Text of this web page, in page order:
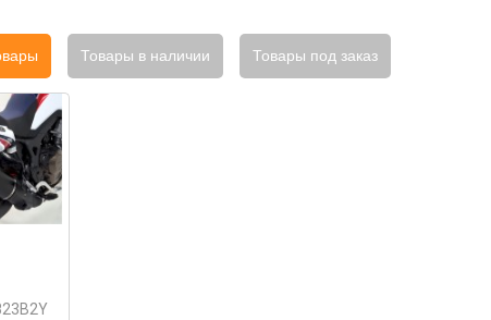
Товары в наличии Товары под заказ